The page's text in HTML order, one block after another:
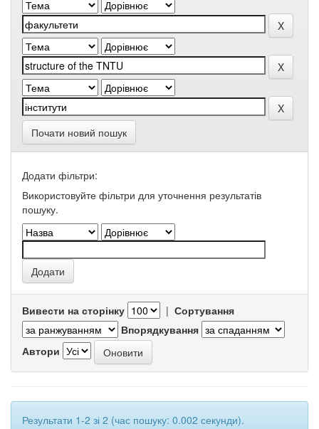
Почати новий пошук
Додати фільтри:
Використовуйте фільтри для уточнення результатів
пошуку.
Вивести на сторінку | Сортування
Впорядкування
Автори
Результати 1-2 зі 2 (час пошуку: 0.002 секунди).